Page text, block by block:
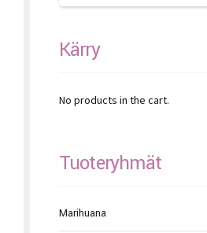
Kärry
No products in the cart.
Tuoteryhmät
Marihuana